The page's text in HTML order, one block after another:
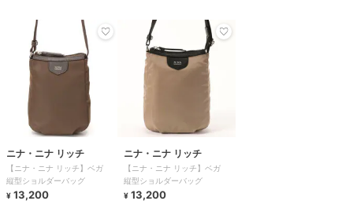
ニナ・ニナ リッチ
【ニナ・ニナ リッチ】ベガ
縦型ショルダーバッグ
¥ 13,200
ニナ・ニナ リッチ
【ニナ・ニナ リッチ】ベガ
縦型ショルダーバッグ
¥ 13,200